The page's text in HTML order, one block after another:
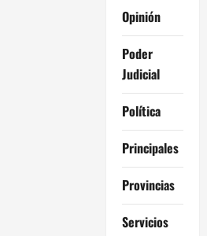
Opinión
Poder
Judicial
Política
Principales
Provincias
Servicios